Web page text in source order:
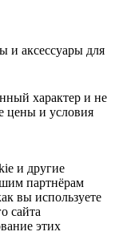
и аксессуары для
характер и не
цены и условия
и другие
партнёрам
вы используете
сайта
этих